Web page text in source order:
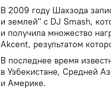
В 2009 году Шахзода
и землей" с DJ Smash,
и получила множество
Akcent, результатом
В последнее время
в Узбекистане, Средней
и Америке.